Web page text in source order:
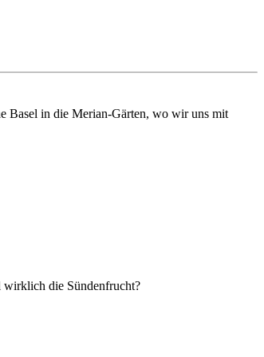
Basel in die Merian-Gärten, wo wir uns mit
wirklich die Sündenfrucht?